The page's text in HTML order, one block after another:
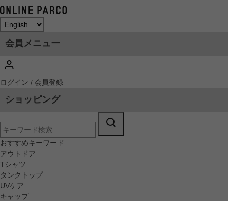
会員メニュー
ログイン / 会員登録
ショッピング
おすすめキーワード
アウトドア
Tシャツ
タンクトップ
UVケア
キャップ